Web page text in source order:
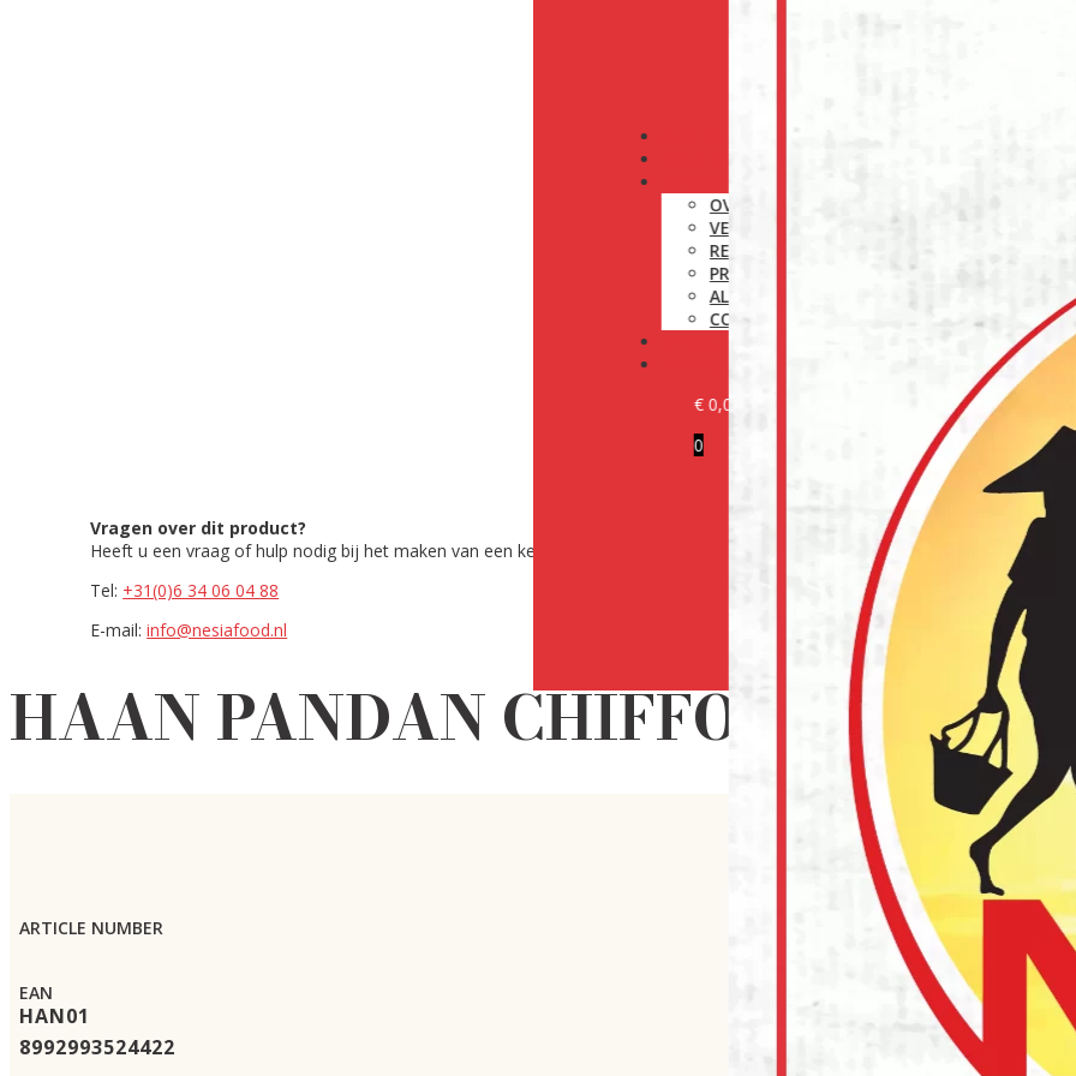
ALLE PRODUCTEN
OVER ONS
VERZENDINGSBELEID
RETOURNERINGSBELEID
PRIVACYBELEID
ALGEMENE VOORWAARDEN
COOKIEBELEID (EU)
€ 0,00
0
KLANT WORDEN
LOG IN
Vragen over dit product?
Heeft u een vraag of hulp nodig bij het maken van een keuze? Neem contact op met onze experts via:
Tel: +31(0)6 34 06 04 88
E-mail:info@nesiafood.nl
HAAN PANDAN CHIFFON CAKE
ARTICLE NUMBER
EAN
HAN01
8992993524422